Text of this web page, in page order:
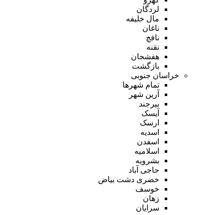
لردگان
مال خلیفه
ناغان
نافچ
نقنه
هفشجان
بازگشت
خراسان جنوبی
تمام شهر‌ها
آرین شهر
بیرجند
آیسک
ارسک
اسدیه
اسفدن
اسلامیه
بشرویه
حاجی آباد
خضری دشت بیاض
خوسف
زهان
سرایان